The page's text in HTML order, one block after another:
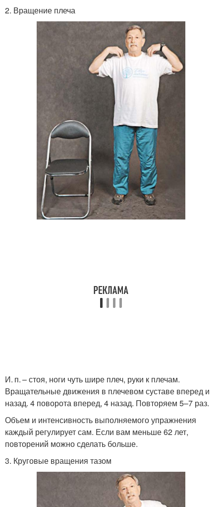
2. Вращение плеча
И. п. – стоя, ноги чуть шире плеч, руки к плечам.
Вращательные движения в плечевом суставе вперед и
назад. 4 поворота вперед, 4 назад. Повторяем 5–7 раз.
Объем и интенсивность выполняемого упражнения
каждый регулирует сам. Если вам меньше 62 лет,
повторений можно сделать больше.
3. Круговые вращения тазом